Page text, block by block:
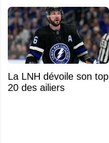
La LNH dévoile son top
20 des ailiers